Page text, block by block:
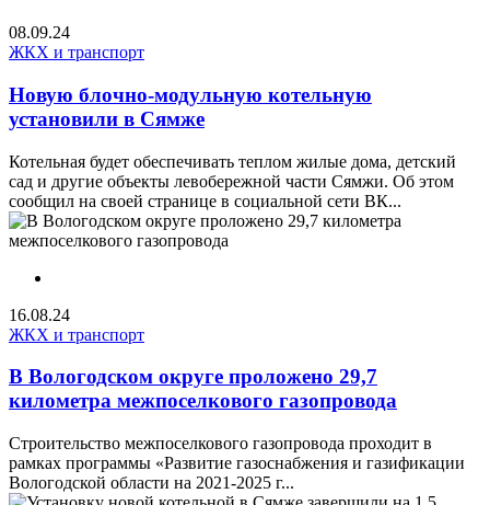
08.09.24
ЖКХ и транспорт
Новую блочно-модульную котельную
установили в Сямже
Котельная будет обеспечивать теплом жилые дома, детский
сад и другие объекты левобережной части Сямжи. Об этом
сообщил на своей странице в социальной сети ВК...
16.08.24
ЖКХ и транспорт
В Вологодском округе проложено 29,7
километра межпоселкового газопровода
Строительство межпоселкового газопровода проходит в
рамках программы «Развитие газоснабжения и газификации
Вологодской области на 2021-2025 г...